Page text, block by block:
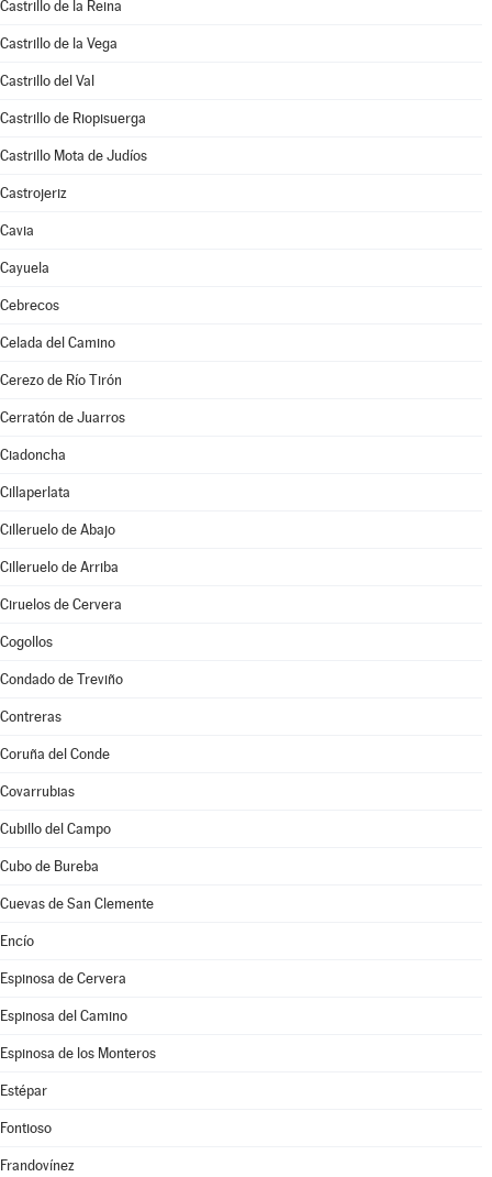
Castrillo de la Reina
Castrillo de la Vega
Castrillo del Val
Castrillo de Riopisuerga
Castrillo Mota de Judíos
Castrojeriz
Cavia
Cayuela
Cebrecos
Celada del Camino
Cerezo de Río Tirón
Cerratón de Juarros
Ciadoncha
Cillaperlata
Cilleruelo de Abajo
Cilleruelo de Arriba
Ciruelos de Cervera
Cogollos
Condado de Treviño
Contreras
Coruña del Conde
Covarrubias
Cubillo del Campo
Cubo de Bureba
Cuevas de San Clemente
Encío
Espinosa de Cervera
Espinosa del Camino
Espinosa de los Monteros
Estépar
Fontioso
Frandovínez